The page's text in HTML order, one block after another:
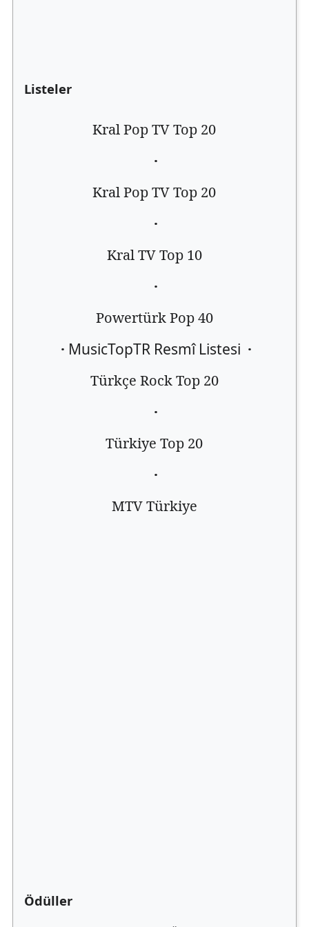
Listeler
Kral Pop TV Top 20
·
Kral Pop TV Top 20
·
Kral TV Top 10
·
Powertürk Pop 40
· MusicTopTR Resmî Listesi ·
Türkçe Rock Top 20
·
Türkiye Top 20
·
MTV Türkiye
Ödüller